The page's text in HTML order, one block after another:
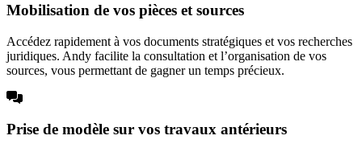
Mobilisation de vos pièces et sources
Accédez rapidement à vos documents stratégiques et vos recherches
juridiques. Andy facilite la consultation et l’organisation de vos
sources, vous permettant de gagner un temps précieux.
Prise de modèle sur vos travaux antérieurs